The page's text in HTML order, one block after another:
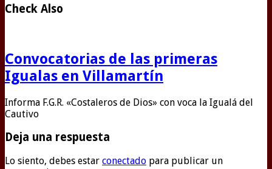
Check Also
Convocatorias de las primeras
Igualas en Villamartín
Informa F.G.R. «Costaleros de Dios» con voca la Igualá del
Cautivo
Deja una respuesta
Lo siento, debes estar conectado para publicar un